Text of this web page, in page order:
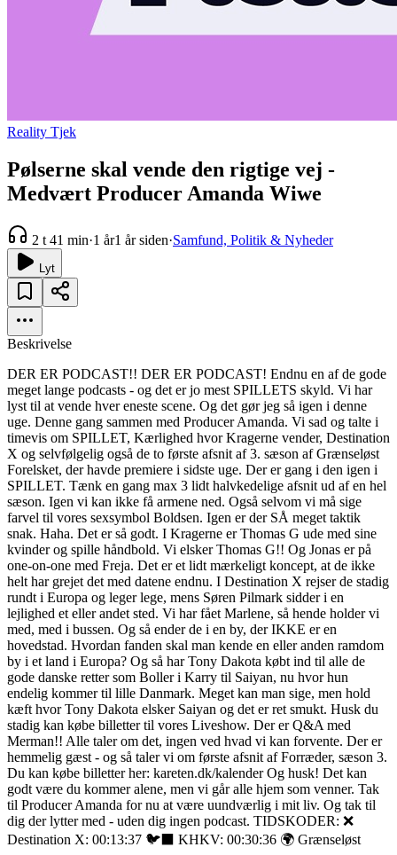
Reality Tjek
Pølserne skal vende den rigtige vej -
Medvært Producer Amanda Wiwe
2 t 41 min·1 år1 år siden·Samfund, Politik & Nyheder
Lyt
Beskrivelse
DER ER PODCAST!! DER ER PODCAST! Endnu en af de gode
meget lange podcasts - og det er jo mest SPILLETS skyld. Vi har
lyst til at vende hver eneste scene. Og det gør jeg så igen i denne
uge. Denne gang sammen med Producer Amanda. Vi sad og talte i
timevis om SPILLET, Kærlighed hvor Kragerne vender, Destination
X og selvfølgelig også de to første afsnit af 3. sæson af Grænseløst
Forelsket, der havde premiere i sidste uge. Der er gang i den igen i
SPILLET. Tænk en gang max 3 lidt halvkedelige afsnit ud af en hel
sæson. Igen vi kan ikke få armene ned. Også selvom vi må sige
farvel til vores sexsymbol Boldsen. Igen er der SÅ meget taktik
snak. Haha. Det er så godt. I Kragerne er Thomas G ude med sine
kvinder og spille håndbold. Vi elsker Thomas G!! Og Jonas er på
one-on-one med Freja. Det er et lidt mærkeligt koncept, at de ikke
helt har grejet det med datene endnu. I Destination X rejser de stadig
rundt i Europa og leger lege, mens Søren Pilmark sidder i en
lejlighed et eller andet sted. Vi har fået Marlene, så hende holder vi
med, med i bussen. Og så ender de i en by, der IKKE er en
hovedstad. Hvordan fanden skal man kende en eller anden ramdom
by i et land i Europa? Og så har Tony Dakota købt ind til alle de
gode danske retter som Boller i Karry til Saiyan, nu hvor hun
endelig kommer til lille Danmark. Meget kan man sige, men hold
kæft hvor Tony Dakota elsker Saiyan og det er ret smukt. Husk du
stadig kan købe billetter til vores Liveshow. Der er Q&A med
Merman!! Alle taler om det, ingen ved hvad vi kan forvente. Der er
hemmelig gæst - og så taler vi om første afsnit af Forræder, sæson 3.
Du kan købe billetter her: kareten.dk/kalender Og husk! Det kan
godt være du kommer alene, men vi går alle hjem som venner. Tak
til Producer Amanda for nu at være uundværlig i mit liv. Og tak til
dig der lytter med - uden dig ingen podcast. TIDSKODER: ❌
Destination X: 00:13:37 🐦‍⬛ KHKV: 00:30:36 🌍 Grænseløst